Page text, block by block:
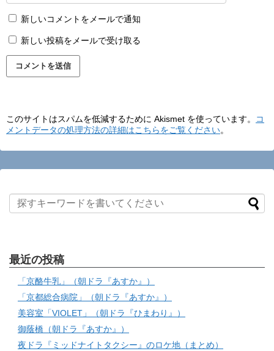
新しいコメントをメールで通知
新しい投稿をメールで受け取る
このサイトはスパムを低減するために Akismet を使っています。
コ
メントデータの処理方法の詳細はこちらをご覧ください。
最近の投稿
「京酪牛乳」（朝ドラ『あすか』）
「京都総合病院」（朝ドラ『あすか』）
美容室「VIOLET」（朝ドラ『ひまわり』）
御蔭橋（朝ドラ『あすか』）
夜ドラ『ミッドナイトタクシー』のロケ地（まとめ）